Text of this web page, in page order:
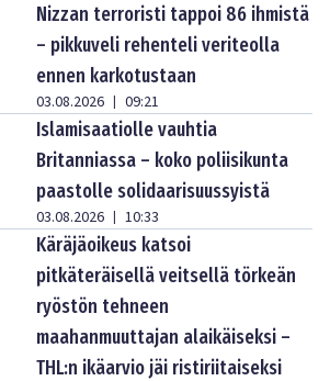
Nizzan terroristi tappoi 86 ihmistä
– pikkuveli rehenteli veriteolla
ennen karkotustaan
03.08.2026 | 09:21
Islamisaatiolle vauhtia
Britanniassa – koko poliisikunta
paastolle solidaarisuussyistä
03.08.2026 | 10:33
Käräjäoikeus katsoi
pitkäteräisellä veitsellä törkeän
ryöstön tehneen
maahanmuuttajan alaikäiseksi –
THL:n ikäarvio jäi ristiriitaiseksi